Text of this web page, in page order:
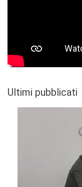
Ultimi pubblicati